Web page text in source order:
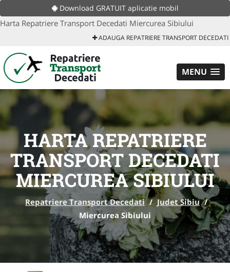
Download GRATUIT aplicatie mobil
Harta Repatriere Transport Decedati Miercurea Sibiului
ADAUGA REPATRIERE TRANSPORT DECEDATI
MENU
HARTA REPATRIERE
TRANSPORT DECEDATI
MIERCUREA SIBIULUI
Repatriere Transport Decedati / Judet Sibiu /
Miercurea Sibiului